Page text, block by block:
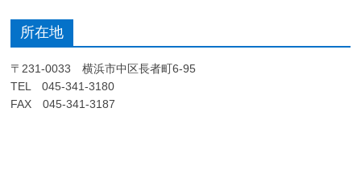
所在地
〒231-0033 横浜市中区長者町6-95
TEL 045-341-3180
FAX 045-341-3187